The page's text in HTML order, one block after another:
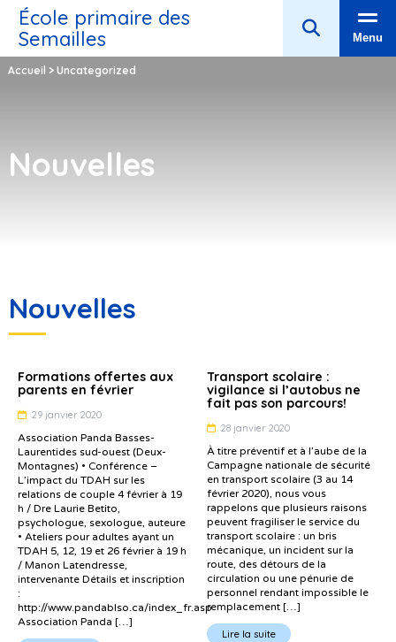
École primaire des
Semailles
Menu
Accueil > Uncategorized
Nouvelles
Nouvelles
Formations offertes aux
parents en février
29 janvier 2020
Association Panda Basses-
Laurentides sud-ouest (Deux-
Montagnes) • Conférence –
L’impact du TDAH sur les
relations de couple 4 février à 19
h / Dre Laurie Betito,
psychologue, sexologue, auteure
• Ateliers pour adultes ayant un
TDAH 5, 12, 19 et 26 février à 19 h
/ Manon Latendresse,
intervenante Détails et inscription
:
http://www.pandablso.ca/index_fr.asp
Association Panda […]
Transport scolaire :
vigilance si l’autobus ne
fait pas son parcours!
28 janvier 2020
À titre préventif et à l’aube de la
Campagne nationale de sécurité
en transport scolaire (3 au 14
février 2020), nous vous
rappelons que plusieurs raisons
peuvent fragiliser le service du
transport scolaire : un bris
mécanique, un incident sur la
route, des détours de la
circulation ou une pénurie de
personnel rendant impossible le
remplacement […]
Lire la suite